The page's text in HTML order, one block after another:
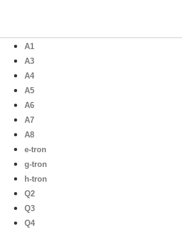
A1
A3
A4
A5
A6
A7
A8
e-tron
g-tron
h-tron
Q2
Q3
Q4